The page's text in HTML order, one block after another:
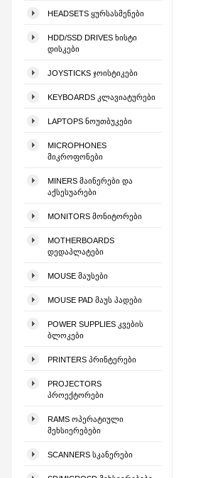
HEADSETS ᲧᲣᲠᲡᲐᲡᲛᲔᲜᲔᲑᲘ
HDD/SSD DRIVES ᲮᲘᲡᲢᲘ
ᲓᲘᲡᲙᲔᲑᲘ
JOYSTICKS ᲯᲝᲘᲡᲢᲘᲙᲔᲑᲘ
KEYBOARDS ᲙᲚᲐᲕᲘᲐᲢᲣᲠᲔᲑᲘ
LAPTOPS ᲜᲝᲣᲗᲑᲣᲙᲔᲑᲘ
MICROPHONES
ᲛᲘᲙᲠᲝᲤᲝᲜᲔᲑᲘ
MINERS ᲛᲐᲘᲜᲔᲠᲔᲑᲘ ᲓᲐ
ᲐᲥᲡᲔᲡᲣᲐᲠᲔᲑᲘ
MONITORS ᲛᲝᲜᲘᲢᲝᲠᲔᲑᲘ
MOTHERBOARDS
ᲓᲔᲓᲐᲞᲚᲐᲢᲔᲑᲘ
MOUSE ᲛᲐᲣᲡᲔᲑᲘ
MOUSE PAD ᲛᲐᲣᲡ ᲞᲐᲓᲔᲑᲘ
POWER SUPPLIES ᲙᲕᲔᲑᲘᲡ
ᲑᲚᲝᲙᲔᲑᲘ
PRINTERS ᲞᲠᲘᲜᲢᲔᲠᲔᲑᲘ
PROJECTORS
ᲞᲠᲝᲔᲥᲢᲝᲠᲔᲑᲘ
RAMS ᲝᲞᲔᲠᲐᲢᲘᲣᲚᲘ
ᲛᲔᲮᲡᲘᲔᲠᲔᲑᲔᲑᲘ
SCANNERS ᲡᲙᲐᲜᲔᲠᲔᲑᲘ